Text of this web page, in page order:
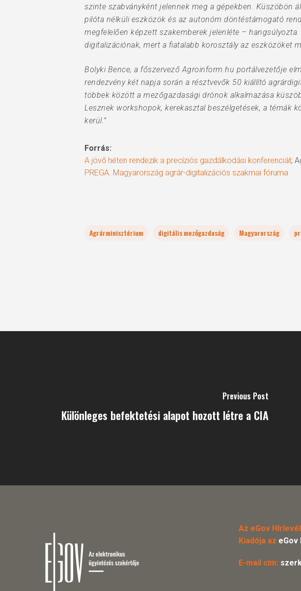
szinte szabványként jelennek meg a gépekben. Küszöbön
pilóta nélküli eszközök és az autonóm döntéstámogató
megfelelően képzett szakemberek jelenléte –
digitalizációnak, mert a fiatalabb korosztály az eszközöket
Bolyki Bence, a főszervező Agroinform.hu portálvezetője
rendezvény két napja során a résztvevők 50 kiállító
többek között a mezőgazdasági drónok alkalmazása
Lesznek workshopok, kerekasztal beszélgetések, a témák
kerül.”
Forrás:
A jövő héten rendezik a precíziós gazdálkodási konferenciát;
PREGA. Magyarország agrár-digitalizációs szakmai fóruma
Agrárminisztérium digitális mezőgazdaság Magyarország
Previous Post
Különleges befektetési alapot hozott létre a CIA
Az eGov
Kiadója az eGov
E-mail cím: